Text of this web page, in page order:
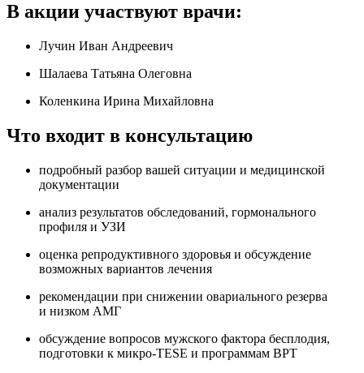
В акции участвуют врачи:
Лучин Иван Андреевич
Шалаева Татьяна Олеговна
Коленкина Ирина Михайловна
Что входит в консультацию
подробный разбор вашей ситуации и медицинской
документации
анализ результатов обследований, гормонального
профиля и УЗИ
оценка репродуктивного здоровья и обсуждение
возможных вариантов лечения
рекомендации при снижении овариального резерва
и низком АМГ
обсуждение вопросов мужского фактора бесплодия,
подготовки к микро-ТЕSЕ и программам ВРТ